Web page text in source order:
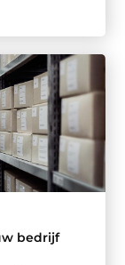
bedrijf